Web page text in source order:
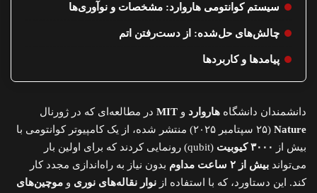
سیستم کوانتومی هاروارد: مشخصات و نوآوری‌ها
چالش‌های حل‌شده: از دست‌رفتن اتم
پیامدها و کاربردها
دانشمندان دانشگاه هاروارد و MIT در مطالعه‌ای که در ژورنال
Nature
(۲۵ سپتامبر ۲۰۲۵) منتشر شده، از یک کامپیوتر کوانتومی با
بیش از
۳۰۰۰ کیوبیت
(qubit) رونمایی کردند که برای اولین بار
می‌تواند بیش از ۲ ساعت مداوم
بدون نیاز به راه‌اندازی مجدد کار
کند. این دستاورد، که با استفاده از نوار نقاله‌های نوری و موچین‌های